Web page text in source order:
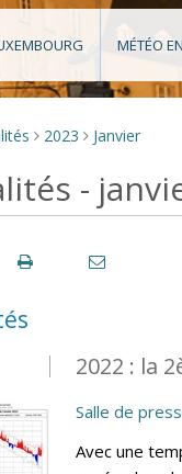
MÉTÉO
> 2023 > Janvier
-
2022 : la
Salle de
Avec une